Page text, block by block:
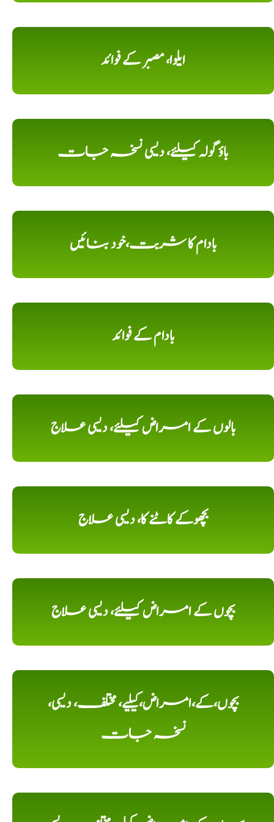
ایلوا، مصبر کے فوائد
باؤ گولہ کیلئے، دیسی نسخہ جات
بادام کا شربت،خود بنائیں
بادام کے فوائد
بالوں کے امراض کیلئے، دیسی علاج
بچھوکے کاٹنے کا، دیسی علاج
بچوں کے امراض کیلئے، دیسی علاج
بچوں،کے،امراض،کیلیے، مختلف، دیسی،
نسخہ جات